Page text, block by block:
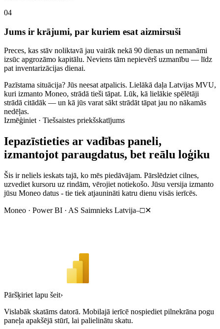
04
Jums ir krājumi, par kuriem esat aizmirsuši
Preces, kas stāv noliktavā jau vairāk nekā 90 dienas un nemanāmi
izsūc apgrozāmo kapitālu. Neviens tām nepievērš uzmanību — līdz
pat inventarizācijas dienai.
Pazīstama situācija? Jūs neesat atpalicis. Lielākā daļa Latvijas MVU,
kuri izmanto Moneo, strādā tieši tāpat. Lūk, kā lielākie spēlētāji
strādā citādāk — un kā jūs varat sākt strādāt tāpat jau no nākamās
nedēļas.
Izmēģiniet · Tiešsaistes priekšskatījums
Iepazīstieties ar vadības paneli,
izmantojot paraugdatus, bet reālu loģiku
Šis ir neliels ieskats tajā, ko mēs piedāvājam. Pārslēdziet cilnes,
uzvediet kursoru uz rindām, vērojiet notiekošo. Jūsu versija izmanto
jūsu Moneo datus - tie tiek atjaunināti katru dienu visās ierīcēs.
Moneo · Power BI · AS Saimnieks Latvija–□✕
Pāršķiriet lapu šeit›
Vislabāk skatāms datorā. Mobilajā ierīcē nospiediet pilnekrāna pogu
paneļa apakšējā stūrī, lai palielinātu skatu.